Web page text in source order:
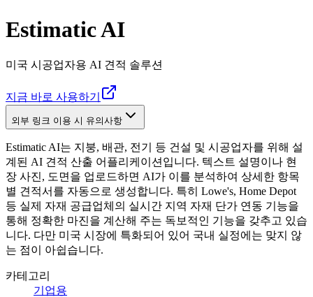
Estimatic AI
미국 시공업자용 AI 견적 솔루션
지금 바로 사용하기
외부 링크 이용 시 유의사항
Estimatic AI는 지붕, 배관, 전기 등 건설 및 시공업자를 위해 설
계된 AI 견적 산출 어플리케이션입니다. 텍스트 설명이나 현
장 사진, 도면을 업로드하면 AI가 이를 분석하여 상세한 항목
별 견적서를 자동으로 생성합니다. 특히 Lowe's, Home Depot
등 실제 자재 공급업체의 실시간 지역 자재 단가 연동 기능을
통해 정확한 마진을 계산해 주는 독보적인 기능을 갖추고 있습
니다. 다만 미국 시장에 특화되어 있어 국내 실정에는 맞지 않
는 점이 아쉽습니다.
카테고리
기업용